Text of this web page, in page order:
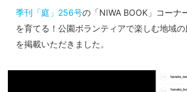
季刊「庭」256号の「NIWA BOOK」コーナ
を育てる！公園ボランティアで楽しむ地域
を掲載いただきました。